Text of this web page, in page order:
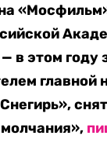
в этом году
главной